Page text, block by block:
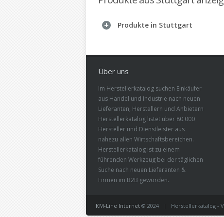
Produkte in Stuttgart
Über uns
Im Herstellerkatalog suchen Einkäufer
aus Handel und Industrie nach neuen
Lieferanten, Herstellern und Anbietern
Herstellerkatalog listet über 80.000
Hersteller und Dienstleister aus
nahezu allen Wirtschaftsbereichen.
Herstellerkatalog ist zu einem
führenden Werkzeug bei der täglichen
Suche nach neuen Lieferanten &
Firmen im B2B geworden.
KM-Line Internet © 2024 | Herstellerkatalog -